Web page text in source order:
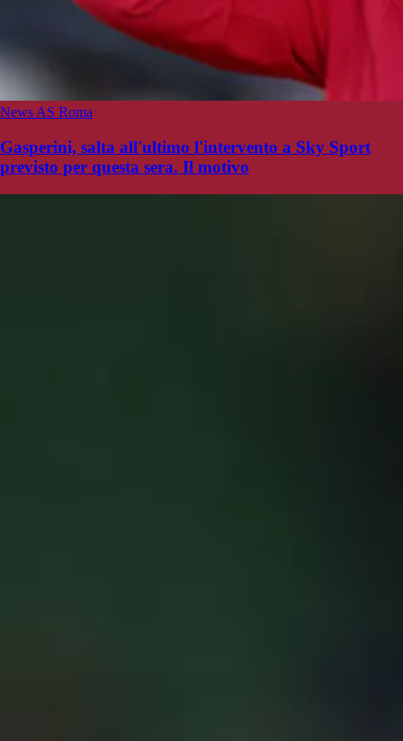
News AS Roma
Gasperini, salta all'ultimo l'intervento a Sky Sport
previsto per questa sera. Il motivo